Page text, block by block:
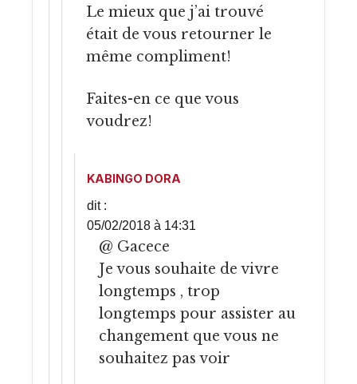
Le mieux que j’ai trouvé
était de vous retourner le
même compliment!
Faites-en ce que vous
voudrez!
KABINGO DORA
dit :
05/02/2018 à 14:31
@ Gacece
Je vous souhaite de vivre
longtemps , trop
longtemps pour assister au
changement que vous ne
souhaitez pas voir